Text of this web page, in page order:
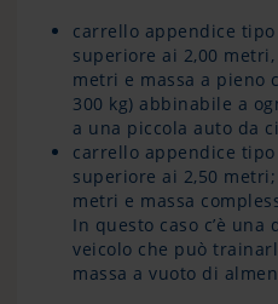
carrello appendice
superiore ai 2,00
metri e massa a pieno
300 kg) abbinabile a
a una piccola auto da
carrello appendice
superiore ai 2,50
metri e massa
In questo caso c’è
veicolo che può
massa a vuoto di